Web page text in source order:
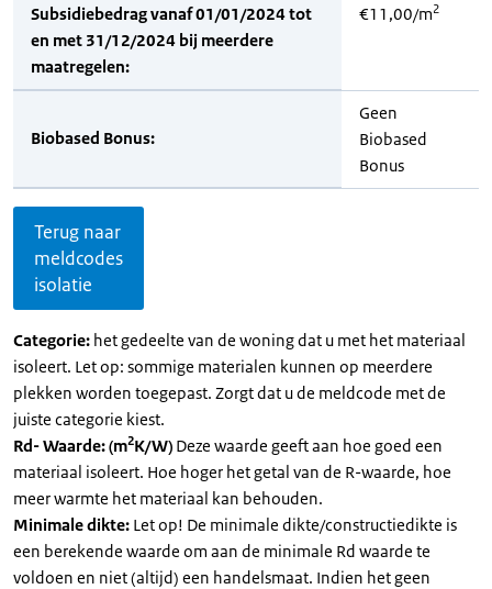
Subsidiebedrag vanaf 01/01/2024 tot
en met 31/12/2024 bij meerdere
maatregelen:
€11,00/m2
Biobased Bonus:
Geen
Biobased
Bonus
Terug naar
meldcodes
isolatie
Categorie: het gedeelte van de woning dat u met het materiaal
isoleert. Let op: sommige materialen kunnen op meerdere
plekken worden toegepast. Zorgt dat u de meldcode met de
juiste categorie kiest.
Rd- Waarde: (m2K/W) Deze waarde geeft aan hoe goed een
materiaal isoleert. Hoe hoger het getal van de R-waarde, hoe
meer warmte het materiaal kan behouden.
Minimale dikte: Let op! De minimale dikte/constructiedikte is
een berekende waarde om aan de minimale Rd waarde te
voldoen en niet (altijd) een handelsmaat. Indien het geen